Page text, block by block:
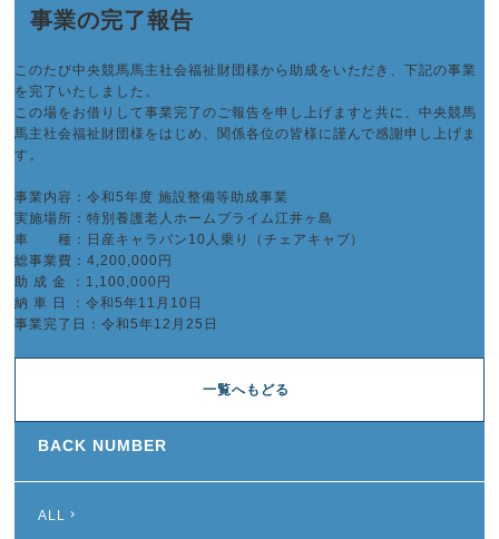
事業の完了報告
このたび中央競馬馬主社会福祉財団様から助成をいただき、下記の事業
を完了いたしました。
この場をお借りして事業完了のご報告を申し上げますと共に、中央競馬
馬主社会福祉財団様をはじめ、関係各位の皆様に謹んで感謝申し上げま
す。
事業内容：令和5年度 施設整備等助成事業
実施場所：特別養護老人ホームプライム江井ヶ島
車 種：日産キャラバン10人乗り（チェアキャブ）
総事業費：4,200,000円
助 成 金 ：1,100,000円
納 車 日 ：令和5年11月10日
事業完了日：令和5年12月25日
一覧へもどる
BACK NUMBER
ALL